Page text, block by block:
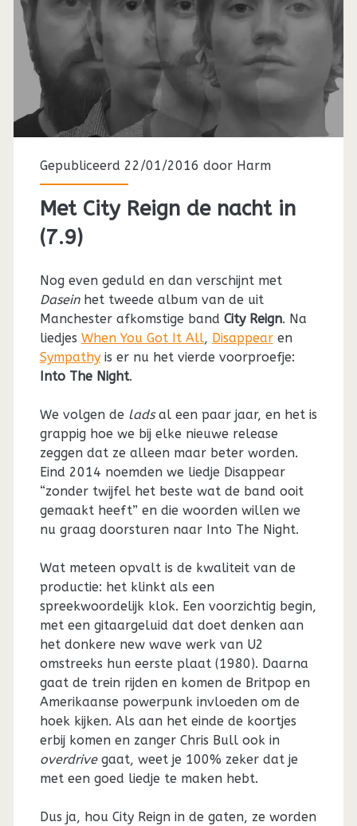
Gepubliceerd 22/01/2016 door Harm
Met City Reign de nacht in
(7.9)
Nog even geduld en dan verschijnt met
Daseinhet tweede album van de uit
Manchester afkomstige band City Reign. Na
liedjes When You Got It All, Disappearen
Sympathyis er nu het vierde voorproefje:
Into The Night.
We volgen de ladsal een paar jaar, en het is
grappig hoe we bij elke nieuwe release
zeggen dat ze alleen maar beter worden.
Eind 2014 noemden we liedje Disappear
“zonder twijfel het beste wat de band ooit
gemaakt heeft” en die woorden willen we
nu graag doorsturen naar Into The Night.
Wat meteen opvalt is de kwaliteit van de
productie: het klinkt als een
spreekwoordelijk klok. Een voorzichtig begin,
met een gitaargeluid dat doet denken aan
het donkere new wave werk van U2
omstreeks hun eerste plaat (1980). Daarna
gaat de trein rijden en komen de Britpop en
Amerikaanse powerpunk invloeden om de
hoek kijken. Als aan het einde de koortjes
erbij komen en zanger Chris Bull ook in
overdrivegaat, weet je 100% zeker dat je
met een goed liedje te maken hebt.
Dus ja, hou City Reign in de gaten, ze worden